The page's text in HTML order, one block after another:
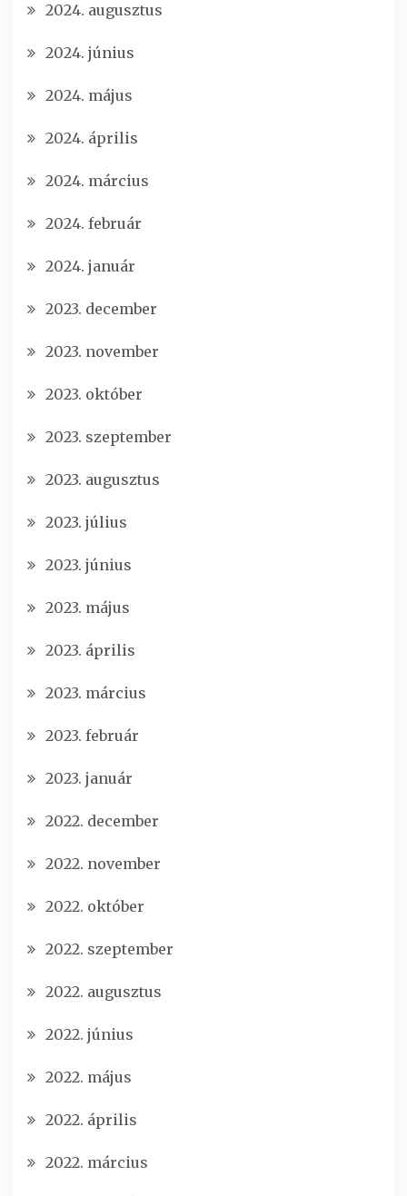
2024. augusztus
2024. június
2024. május
2024. április
2024. március
2024. február
2024. január
2023. december
2023. november
2023. október
2023. szeptember
2023. augusztus
2023. július
2023. június
2023. május
2023. április
2023. március
2023. február
2023. január
2022. december
2022. november
2022. október
2022. szeptember
2022. augusztus
2022. június
2022. május
2022. április
2022. március